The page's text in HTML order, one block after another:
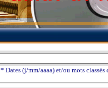
* Dates (j/mm/aaaa) et/ou mots